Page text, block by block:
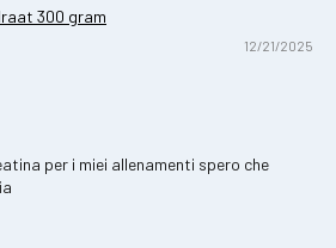
300 gram
12/21/2025
per i miei allenamenti spero che